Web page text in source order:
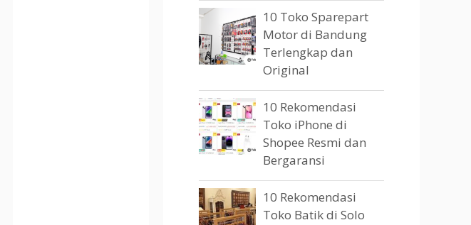
10 Toko Sparepart
Motor di Bandung
Terlengkap dan
Original
10 Rekomendasi
Toko iPhone di
Shopee Resmi dan
Bergaransi
10 Rekomendasi
Toko Batik di Solo